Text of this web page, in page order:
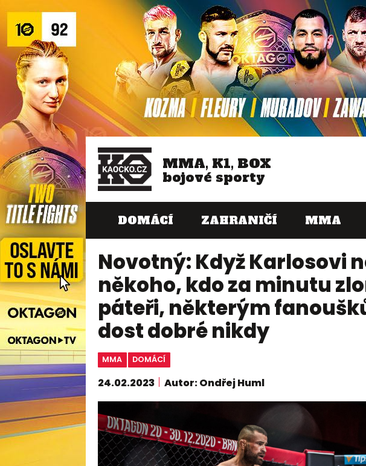
MMA, K1, BOX
bojové sporty
DOMÁCÍ ZAHRANIČÍ MMA
Novotný: Když Karlosovi
někoho, kdo za minutu
páteři, některým
dost dobré nikdy
MMA DOMÁCÍ
24.02.2023 Autor: Ondřej Huml